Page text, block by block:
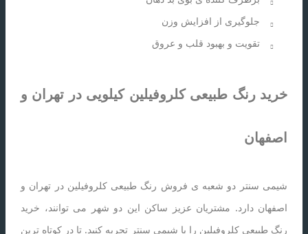
جلوگیری از افزایش وزن
تقویت و بهبود قلب و عروق
خرید رنگ طبیعی کلروفیلین کیلویی در تهران و
اصفهان
شیمی سنتر دو شعبه ی فروش رنگ طبیعی کلروفیلین در تهران و
اصفهان دارد. مشتریان عزیز ساکن این دو شهر می توانند، خرید
رنگ طبیعی کلروفیلین را با شیمی سنتر تجربه کنید. تا در کوتاه ترین